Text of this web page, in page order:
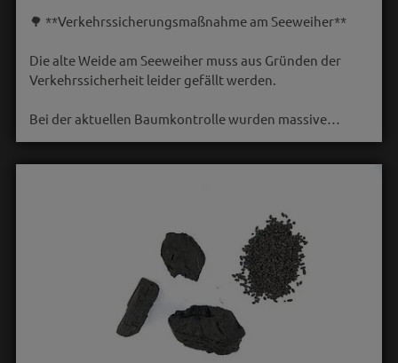
🌳 **Verkehrssicherungsmaßnahme am Seeweiher**
Die alte Weide am Seeweiher muss aus Gründen der
Verkehrssicherheit leider gefällt werden.
Bei der aktuellen Baumkontrolle wurden massive…